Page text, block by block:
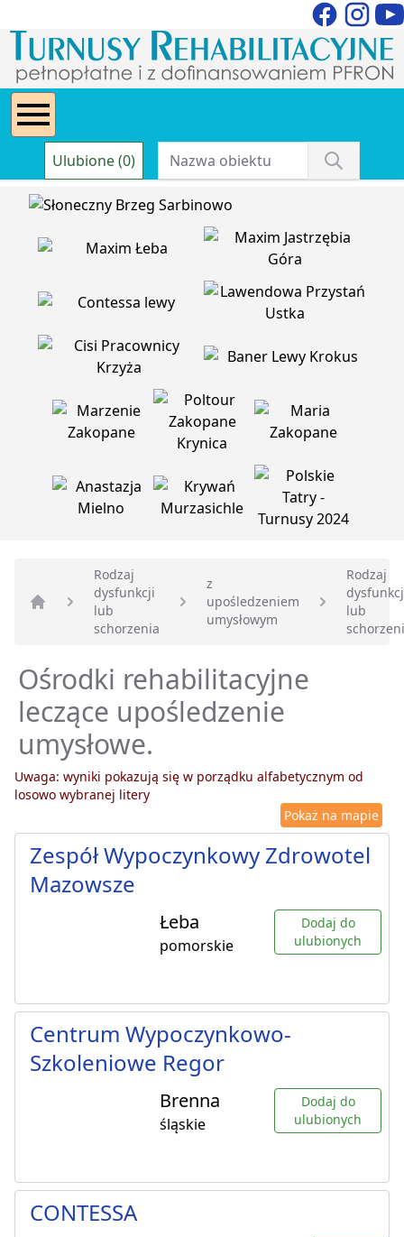
Ulubione (0)
Strona główna
Rodzaj
dysfunkcji
lub
schorzenia
z
upośledzeniem
umysłowym
Rodzaj
lub
Ośrodki rehabilitacyjne
leczące upośledzenie
umysłowe.
Uwaga: wyniki pokazują się w porządku alfabetycznym od
losowo wybranej litery
Pokaż na mapie
Zespół Wypoczynkowy Zdrowotel
Mazowsze
Łeba
pomorskie
Dodaj do
ulubionych
Centrum Wypoczynkowo-
Szkoleniowe Regor
Brenna
śląskie
Dodaj do
ulubionych
CONTESSA